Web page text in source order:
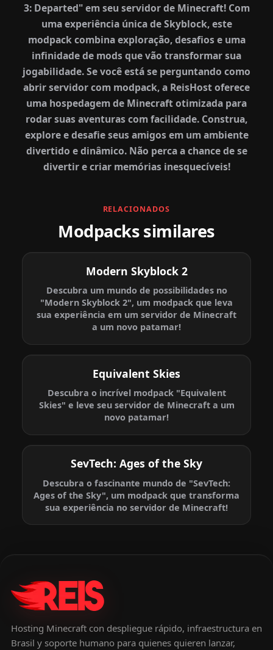
3: Departed" em seu servidor de Minecraft! Com
uma experiência única de Skyblock, este
modpack combina exploração, desafios e uma
infinidade de mods que vão transformar sua
jogabilidade. Se você está se perguntando como
abrir servidor com modpack, a ReisHost oferece
uma hospedagem de Minecraft otimizada para
rodar suas aventuras com facilidade. Construa,
explore e desafie seus amigos em um ambiente
divertido e dinâmico. Não perca a chance de se
divertir e criar memórias inesquecíveis!
RELACIONADOS
Modpacks similares
Modern Skyblock 2
Descubra um mundo de possibilidades no
"Modern Skyblock 2", um modpack que leva
sua experiência em um servidor de Minecraft
a um novo patamar!
Equivalent Skies
Descubra o incrível modpack "Equivalent
Skies" e leve seu servidor de Minecraft a um
novo patamar!
SevTech: Ages of the Sky
Descubra o fascinante mundo de "SevTech:
Ages of the Sky", um modpack que transforma
sua experiência no servidor de Minecraft!
Hosting Minecraft con despliegue rápido, infraestructura en
Brasil y soporte humano para quienes quieren lanzar,